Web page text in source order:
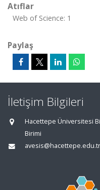
Atıflar
Web of Science: 1
Paylaş
İletişim Bilgileri
Hacettepe Üniversitesi
Birimi
avesis@hacettepe.edu.tr